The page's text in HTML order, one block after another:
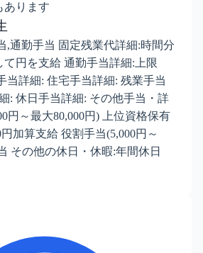
あります
,通勤手当 固定残業代詳細:時間分
円を支給 通勤手当詳細:上限
当詳細: 住宅手当詳細: 残業手当
: 休日手当詳細: その他手当・詳
円～最大80,000円) 上位資格保有
加算支給 役割手当(5,000円～
その他の休日・休暇:年間休日